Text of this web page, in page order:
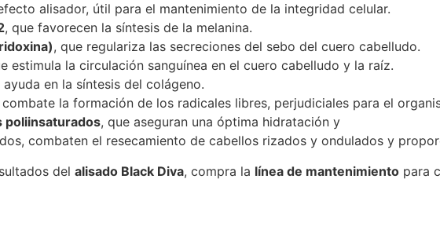
alisador, útil para el mantenimiento de la integridad celular.
, que favorecen la síntesis de la melanina.
, que regulariza las secreciones del sebo del cuero cabelludo.
estimula la circulación sanguínea en el cuero cabelludo y la raíz.
ayuda en la síntesis del colágeno.
combate la formación de los radicales libres, perjudiciales para el
poliinsaturados, que aseguran una óptima hidratación y
combaten el resecamiento de cabellos rizados y ondulados y
del alisado Black Diva, compra la línea de mantenimiento para